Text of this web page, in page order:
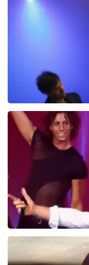
Ilse DeLange
274+
BEKIJKEN
Hans Klok
314+